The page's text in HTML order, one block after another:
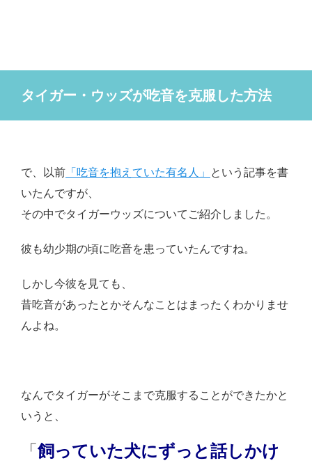
タイガー・ウッズが吃音を克服した方法
で、以前 「吃音を抱えていた有名人」
という記事を書
いたんですが、
その中でタイガーウッズについてご紹介しました。
彼も幼少期の頃に吃音を患っていたんですね。
しかし今彼を見ても、
昔吃音があったとかそんなことはまったくわかりませ
んよね。
なんでタイガーがそこまで克服することができたかと
いうと、
「飼っていた犬にずっと話しかけ